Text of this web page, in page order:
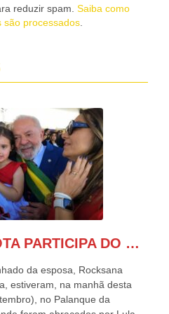
reduzir spam. Saiba como
são processados.
GONZAGA PATRIOTA PARTICIPA DO DESFILE DA INDEPENDÊNCIA NO PALANQUE DA PRESIDÊNCIA DA REPÚBLICA E É ABRAÇADO POR LULA E POR GERALDO ALCKMIN.
da esposa, Rocksana
estiveram, na manhã desta
no Palanque da